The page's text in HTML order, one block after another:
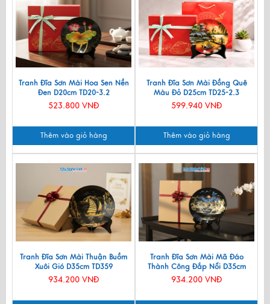
Tranh Đĩa Sơn Mài Hoa Sen Nền
Đen D20cm TD20-3.2
523.800 VNĐ
Thêm vào giỏ hàng
Tranh Đĩa Sơn Mài Đồng Quê
Màu Đỏ D25cm TD25-2.3
599.940 VNĐ
Thêm vào giỏ hàng
Tranh Đĩa Sơn Mài Thuận Buồm
Xuôi Gió D35cm TD359
934.200 VNĐ
Tranh Đĩa Sơn Mài Mã Đáo
Thành Công Đắp Nổi D35cm
MNV-TD358
934.200 VNĐ